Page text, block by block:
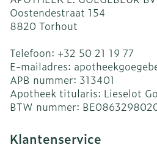
Oostendestraat 154
8820 Torhout
Telefoon: +32 50 21 19 77
E-mailadres:
APB nummer: 313401
Apotheek titularis: Lieselot
BTW nummer:
Klantenservice